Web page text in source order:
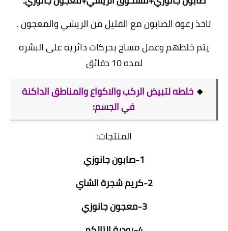
تاخذ رغوة الصابون مع القليل من الريشي والمعجون .
يتم خلطهم وعمل مساج بحركات دائريه على البشره
لمده 10 دقائق
🔸 خلطه لتبيض الركب والاكواع والمناطق الداكنة
في الجسم:
المنتجات:
1-صابون جانوزي
2-كريم شجرة الشاي
3-معجون جانوزي